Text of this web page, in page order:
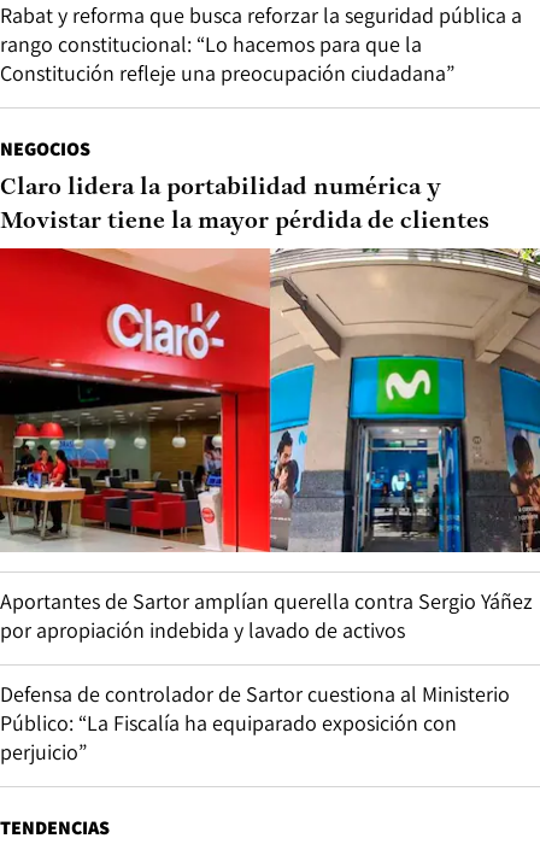
Rabat y reforma que busca reforzar la seguridad pública a
rango constitucional: “Lo hacemos para que la
Constitución refleje una preocupación ciudadana”
NEGOCIOS
Claro lidera la portabilidad numérica y
Movistar tiene la mayor pérdida de clientes
Aportantes de Sartor amplían querella contra Sergio Yáñez
por apropiación indebida y lavado de activos
Defensa de controlador de Sartor cuestiona al Ministerio
Público: “La Fiscalía ha equiparado exposición con
perjuicio”
TENDENCIAS